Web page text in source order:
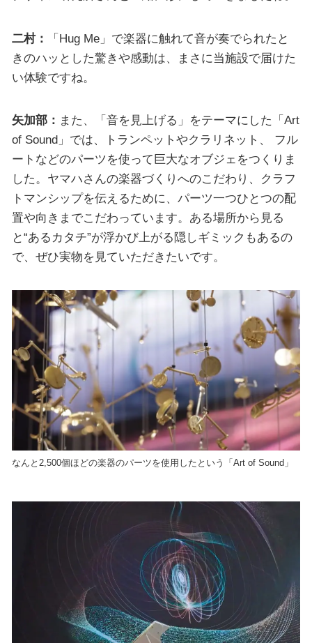
二村：
「Hug Me」で楽器に触れて音が奏でられたと
きのハッとした驚きや感動は、まさに当施設で届けた
い体験ですね。
矢加部： また、「音を見上げる」をテーマにした「Art
of Sound」では、トランペットやクラリネット、 フル
ートなどのパーツを使って巨大なオブジェをつくりま
した。ヤマハさんの楽器づくりへのこだわり、クラフ
トマンシップを伝えるために、パーツ一つひとつの配
置や向きまでこだわっています。ある場所から見る
と“あるカタチ”が浮かび上がる隠しギミックもあるの
で、ぜひ実物を見ていただきたいです。
なんと2,500個ほどの楽器のパーツを使用したという「Art of Sound」